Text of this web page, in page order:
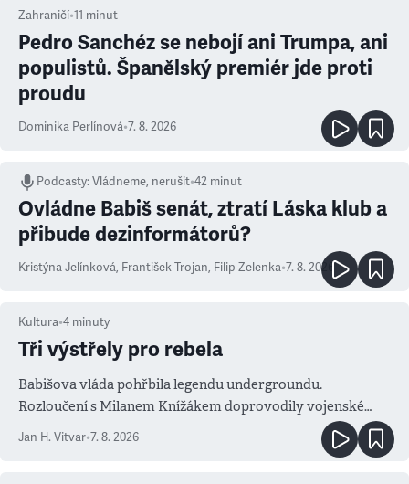
Zahraničí•11 minut
Pedro Sanchéz se nebojí ani Trumpa, ani
populistů. Španělský premiér jde proti
proudu
Dominika Perlínová•7. 8. 2026
Podcasty:Vládneme, nerušit•42 minut
Ovládne Babiš senát, ztratí Láska klub a
přibude dezinformátorů?
Kristýna Jelínková, František Trojan, Filip Zelenka•7. 8. 2026
Kultura•4 minuty
Tři výstřely pro rebela
Babišova vláda pohřbila legendu undergroundu.
Rozloučení s Milanem Knížákem doprovodily vojenské
salvy i kritika pokrokářů
Jan H. Vitvar•7. 8. 2026